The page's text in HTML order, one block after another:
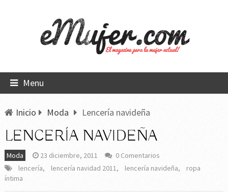
Menu
Inicio Moda Lencería navideña
LENCERÍA NAVIDEÑA
Moda 23 diciembre, 2011
0 Comentarios
lencería, lencería navidad 2011, lencería navideña,
ropa
íntima